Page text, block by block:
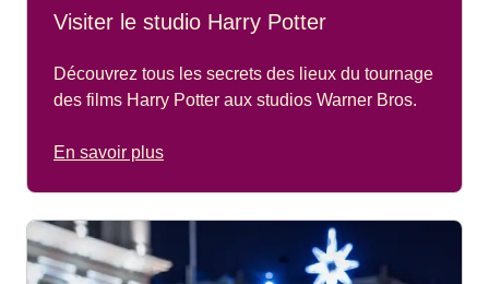
Visiter le studio Harry Potter
Découvrez tous les secrets des lieux du tournage
des films Harry Potter aux studios Warner Bros.
En savoir plus